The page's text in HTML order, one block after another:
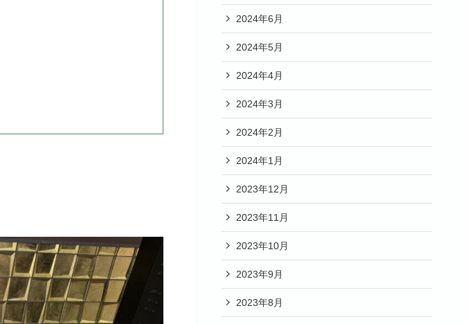
2024年6月
2024年5月
2024年4月
2024年3月
2024年2月
2024年1月
2023年12月
2023年11月
2023年10月
2023年9月
2023年8月